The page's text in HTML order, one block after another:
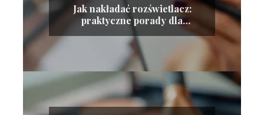
Jak nakładać rozświetlacz:
praktyczne porady dla